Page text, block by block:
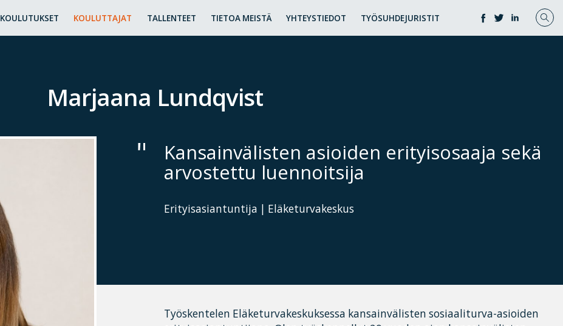
KOULUTUKSET KOULUTTAJAT TALLENTEET TIETOA MEISTÄ YHTEYSTIEDOT TYÖSUHDEJURISTIT
Marjaana Lundqvist
Kansainvälisten asioiden erityisosaaja sekä
arvostettu luennoitsija
Erityisasiantuntija | Eläketurvakeskus
Työskentelen Eläketurvakeskuksessa kansainvälisten sosiaaliturva-asioiden